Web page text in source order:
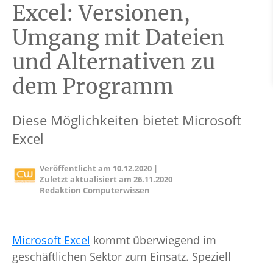
Excel: Versionen,
Umgang mit Dateien
und Alternativen zu
dem Programm
Diese Möglichkeiten bietet Microsoft
Excel
Veröffentlicht am 10.12.2020 |
Zuletzt aktualisiert am26.11.2020
Redaktion Computerwissen
Microsoft Excel kommt überwiegend im
geschäftlichen Sektor zum Einsatz. Speziell